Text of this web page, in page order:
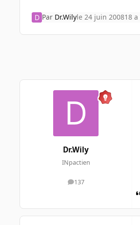
Par Dr.Wilyle 24 juin 200818 a
Dr.Wily
INpactien
137
messages